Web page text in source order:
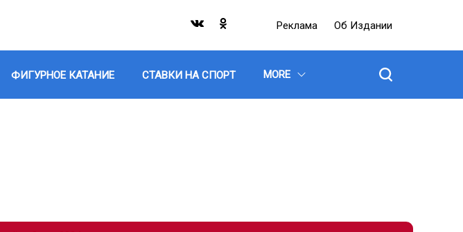
Реклама Об Издании
ФИГУРНОЕ КАТАНИЕ СТАВКИ НА СПОРТ MORE